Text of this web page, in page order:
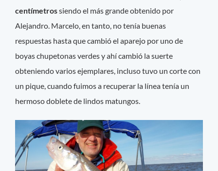
centímetrossiendo el más grande obtenido por
Alejandro. Marcelo, en tanto, no tenía buenas
respuestas hasta que cambió el aparejo por uno de
boyas chupetonas verdes y ahí cambió la suerte
obteniendo varios ejemplares, incluso tuvo un corte con
un pique, cuando fuimos a recuperar la línea tenía un
hermoso doblete de lindos matungos.